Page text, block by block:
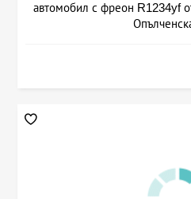
автомобил с фреон R1234yf